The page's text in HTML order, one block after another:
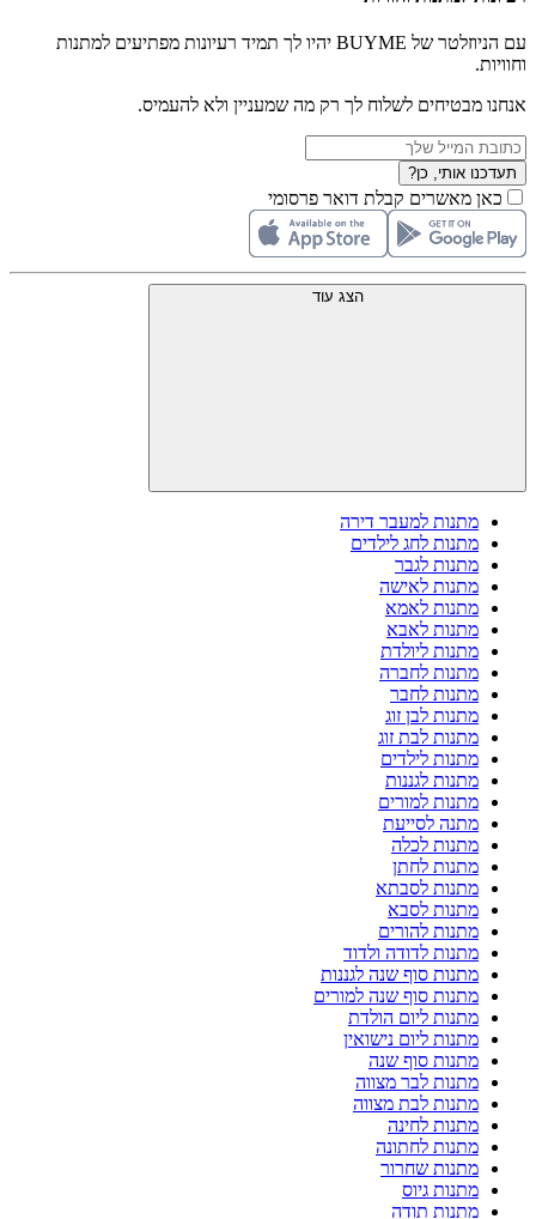
עם הניוזלטר של BUYME יהיו לך תמיד רעיונות מפתיעים למתנות
וחוויות.
אנחנו מבטיחים לשלוח לך רק מה שמעניין ולא להעמיס.
תעדכנו אותי, כן?
כאן מאשרים קבלת דואר פרסומי
הצג עוד
מתנות למעבר דירה
מתנות לחג לילדים
מתנות לגבר
מתנות לאישה
מתנות לאמא
מתנות לאבא
מתנות ליולדת
מתנות לחברה
מתנות לחבר
מתנות לבן זוג
מתנות לבת זוג
מתנות לילדים
מתנות לגננות
מתנות למורים
מתנה לסייעת
מתנות לכלה
מתנות לחתן
מתנות לסבתא
מתנות לסבא
מתנות להורים
מתנות לדודה ולדוד
מתנות סוף שנה לגננות
מתנות סוף שנה למורים
מתנות ליום הולדת
מתנות ליום נישואין
מתנות סוף שנה
מתנות לבר מצווה
מתנות לבת מצווה
מתנות לחינה
מתנות לחתונה
מתנות שחרור
מתנות גיוס
מתנות תודה